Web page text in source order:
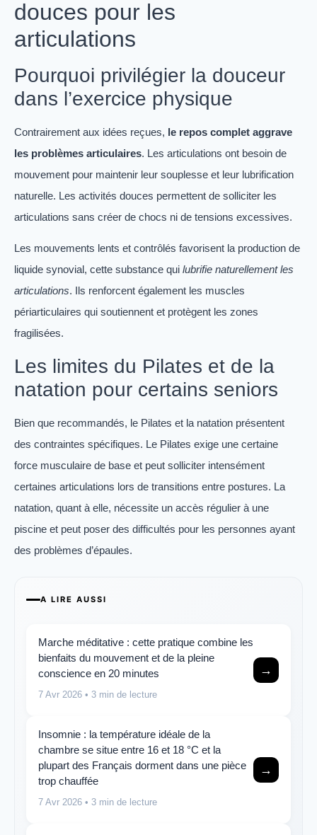
douces pour les
articulations
Pourquoi privilégier la douceur
dans l’exercice physique
Contrairement aux idées reçues, le repos complet aggrave
les problèmes articulaires. Les articulations ont besoin de
mouvement pour maintenir leur souplesse et leur lubrification
naturelle. Les activités douces permettent de solliciter les
articulations sans créer de chocs ni de tensions excessives.
Les mouvements lents et contrôlés favorisent la production de
liquide synovial, cette substance qui lubrifie naturellement les
articulations. Ils renforcent également les muscles
périarticulaires qui soutiennent et protègent les zones
fragilisées.
Les limites du Pilates et de la
natation pour certains seniors
Bien que recommandés, le Pilates et la natation présentent
des contraintes spécifiques. Le Pilates exige une certaine
force musculaire de base et peut solliciter intensément
certaines articulations lors de transitions entre postures. La
natation, quant à elle, nécessite un accès régulier à une
piscine et peut poser des difficultés pour les personnes ayant
des problèmes d’épaules.
A LIRE AUSSI
Marche méditative : cette pratique combine les
bienfaits du mouvement et de la pleine
conscience en 20 minutes
7 Avr 2026 • 3 min de lecture
→
Insomnie : la température idéale de la
chambre se situe entre 16 et 18 °C et la
plupart des Français dorment dans une pièce
trop chauffée
7 Avr 2026 • 3 min de lecture
→